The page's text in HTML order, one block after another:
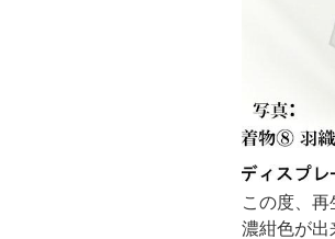
この度、再
濃紺色が出